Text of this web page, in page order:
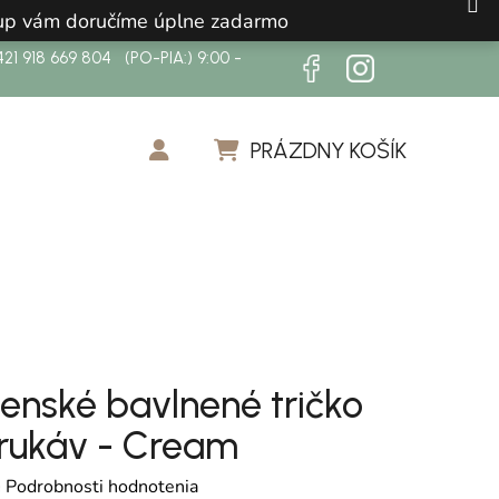
vám doručíme úplne zadarmo
918 669 804 (PO-PIA:) 9:00 -
PRÁZDNY KOŠÍK
bavlnené tričko
- Cream
produktu je 0,0 z 5 hviezdičiek.
Podrobnosti hodnotenia